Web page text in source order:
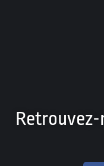
Retrouvez-